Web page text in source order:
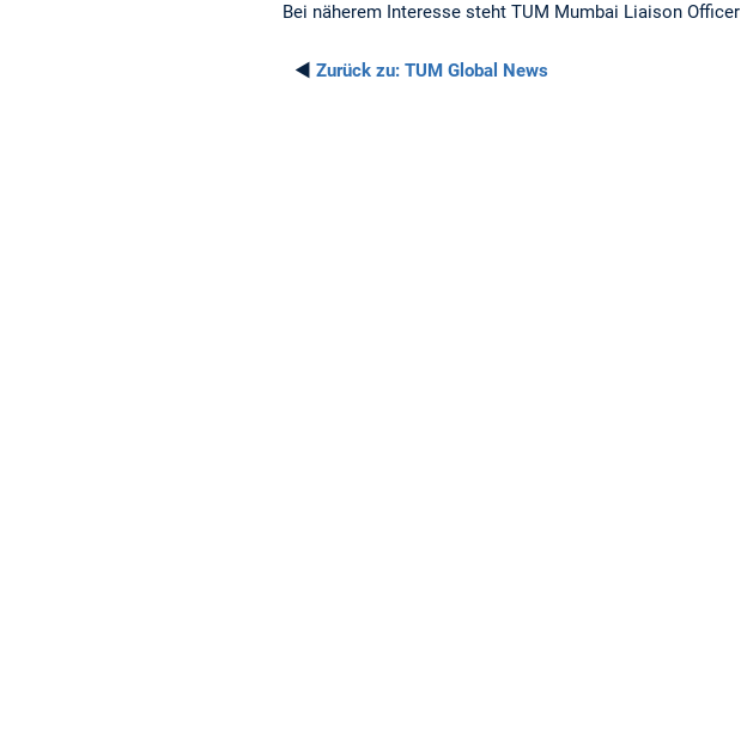
Bei näherem Interesse steht TUM Mumbai Liaison Officer
◄ Zurück zu: TUM Global News